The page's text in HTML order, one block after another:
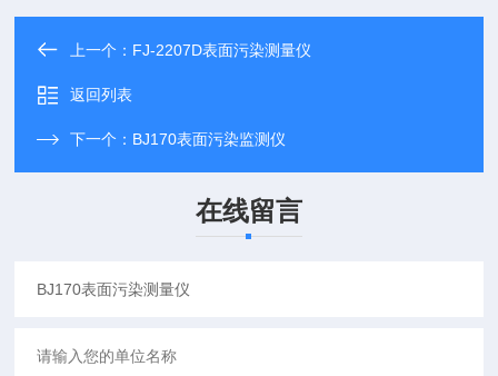
上一个： FJ-2207D表面污染测量仪
返回列表
下一个： BJ170表面污染监测仪
在线留言